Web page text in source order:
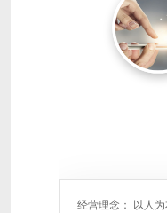
经营理念： 以人